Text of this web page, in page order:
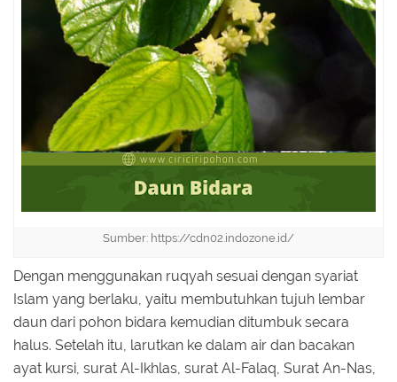
Sumber: https://cdn02.indozone.id/
Dengan menggunakan ruqyah sesuai dengan syariat
Islam yang berlaku, yaitu membutuhkan tujuh lembar
daun dari pohon bidara kemudian ditumbuk secara
halus. Setelah itu, larutkan ke dalam air dan bacakan
ayat kursi, surat Al-Ikhlas, surat Al-Falaq, Surat An-Nas,